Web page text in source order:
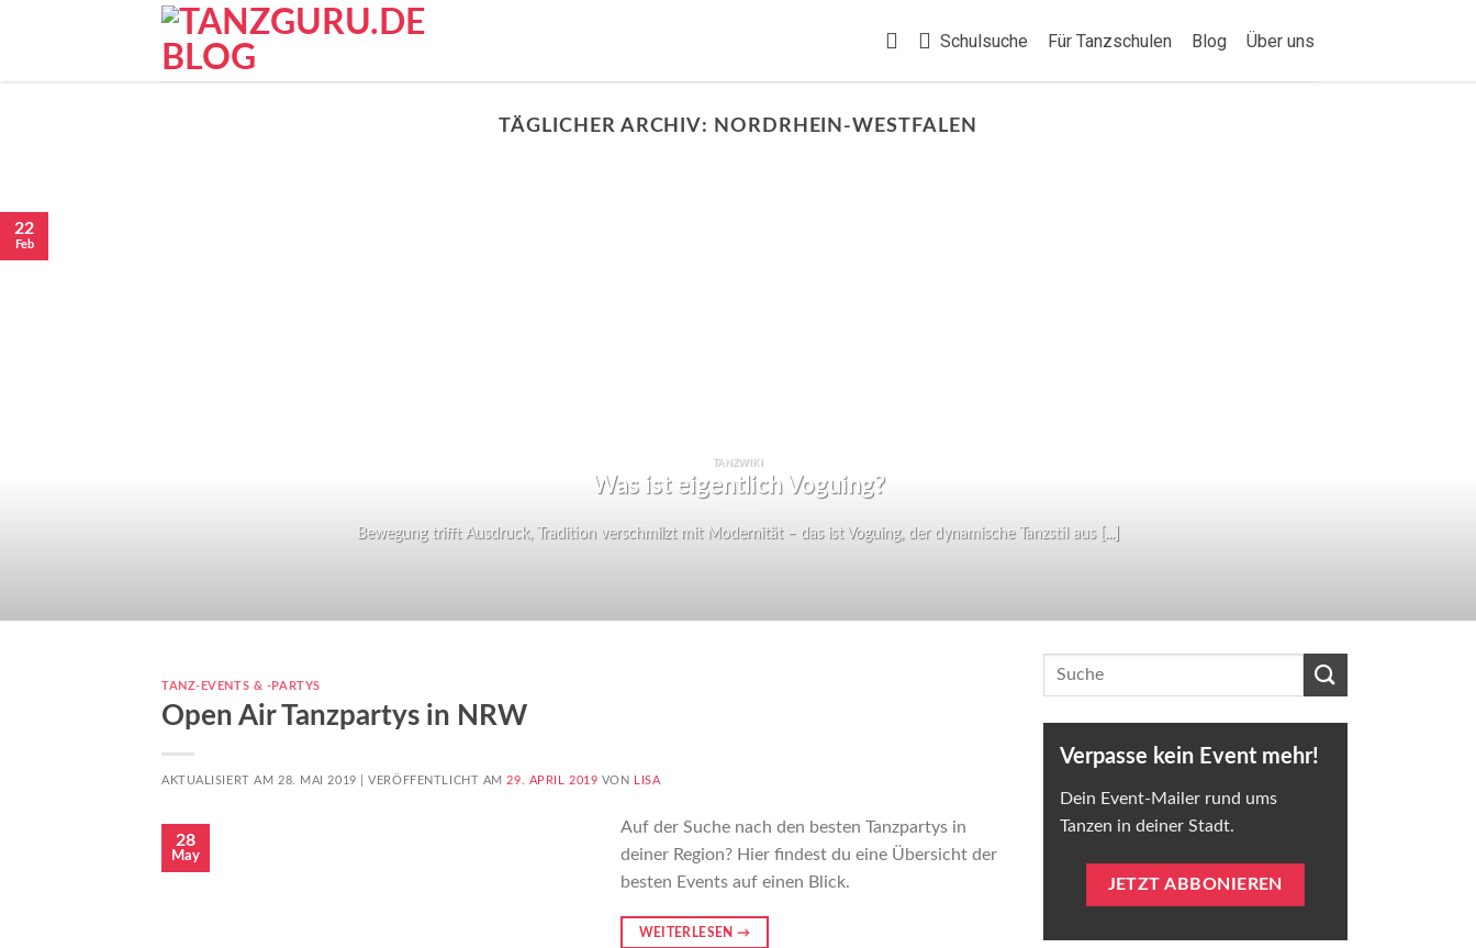
Schulsuche Für Tanzschulen Blog Über uns
TÄGLICHER ARCHIV: NORDRHEIN-WESTFALEN
TANZWIKI
Was ist eigentlich Voguing?
Bewegung trifft Ausdruck, Tradition verschmilzt mit Modernität – das ist Voguing, der dynamische Tanzstil aus [...]
22
Feb
TANZ-EVENTS & -PARTYS
Open Air Tanzpartys in NRW
AKTUALISIERT AM 28. MAI 2019 |VERÖFFENTLICHT AM 29. APRIL 2019 VON LISA
28
May
Auf der Suche nach den besten Tanzpartys in
deiner Region? Hier findest du eine Übersicht der
besten Events auf einen Blick.
WEITERLESEN →
Verpasse kein Event mehr!
Dein Event-Mailer rund ums
Tanzen in deiner Stadt.
JETZT ABBONIEREN